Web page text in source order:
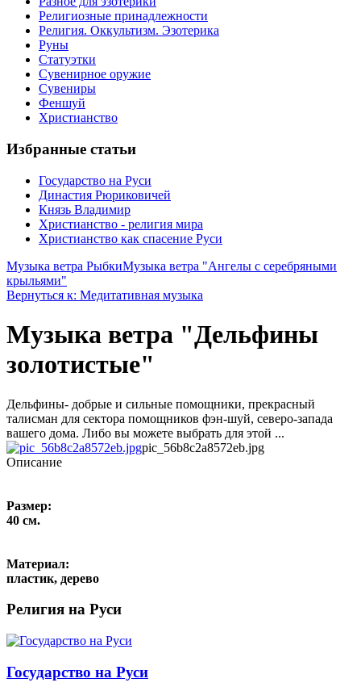
Религиозные принадлежности
Религия. Оккультизм. Эзотерика
Руны
Статуэтки
Сувенирное оружие
Сувениры
Феншуй
Христианство
Избранные статьи
Государство на Руси
Династия Рюриковичей
Князь Владимир
Христианство - религия мира
Христианство как спасение Руси
Музыка ветра РыбкиМузыка ветра "Ангелы с серебряными
крыльями"
Вернуться к: Медитативная музыка
Музыка ветра "Дельфины
золотистые"
Дельфины- добрые и сильные помощники, прекрасный
талисман для сектора помощников фэн-шуй, северо-запада
вашего дома. Либо вы можете выбрать для этой ...
pic_56b8c2a8572eb.jpg
Описание
Размер:
40 см.
Материал:
пластик, дерево
Религия на Руси
Государство на Руси